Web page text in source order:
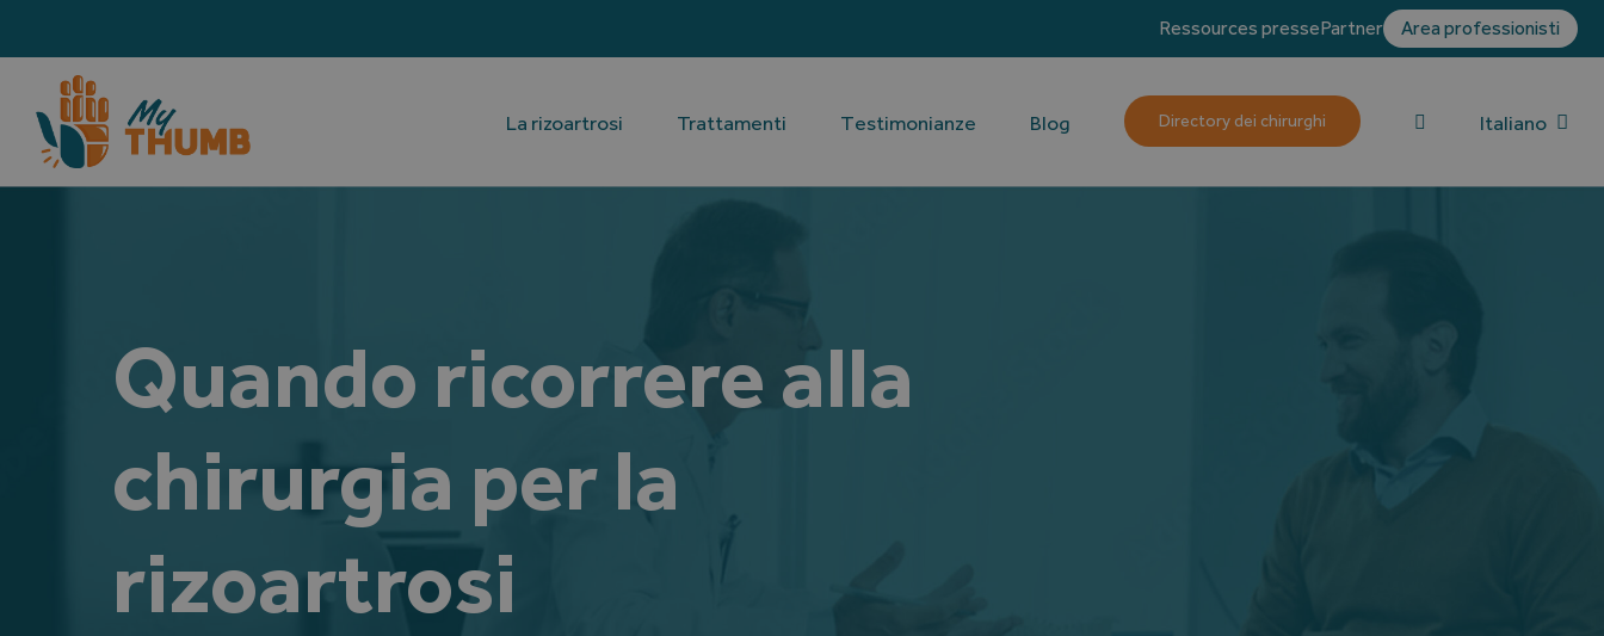
to
content
Ressources pressePartner Area professionisti
La rizoartrosi Trattamenti Testimonianze Blog Directory dei chirurghi Italiano
Quando ricorrere alla
chirurgia per la
rizoartrosi